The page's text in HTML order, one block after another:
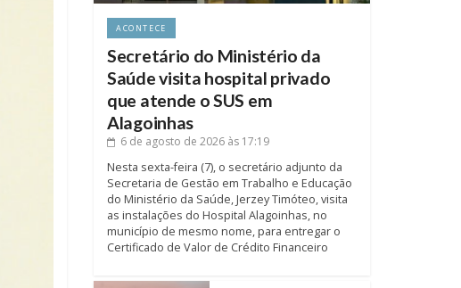
ACONTECE
Secretário do Ministério da
Saúde visita hospital privado
que atende o SUS em
Alagoinhas
6 de agosto de 2026 às 17:19
Nesta sexta-feira (7), o secretário adjunto da
Secretaria de Gestão em Trabalho e Educação
do Ministério da Saúde, Jerzey Timóteo, visita
as instalações do Hospital Alagoinhas, no
município de mesmo nome, para entregar o
Certificado de Valor de Crédito Financeiro